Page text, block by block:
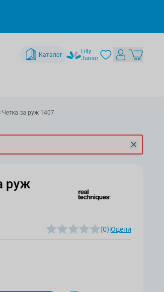
Каталог
Lilly
Junior
Четка за руж 1407
руж
(0)|Оцени